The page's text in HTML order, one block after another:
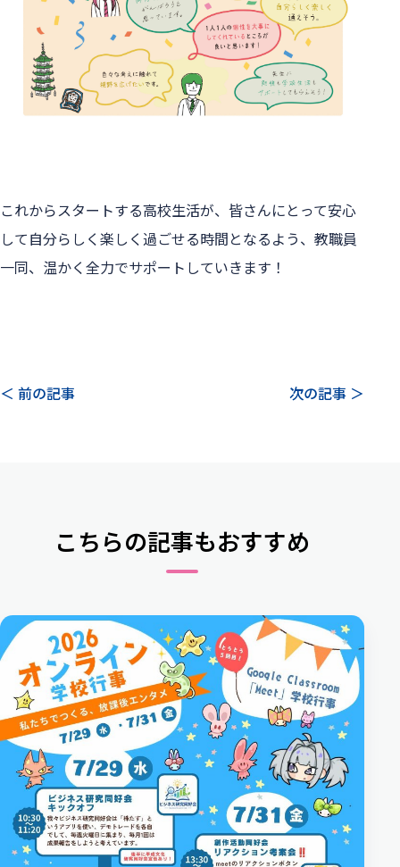
これからスタートする高校生活が、皆さんにとって安心
して自分らしく楽しく過ごせる時間となるよう、教職員
一同、温かく全力でサポートしていきます！
＜ 前の記事 次の記事 ＞
こちらの記事もおすすめ